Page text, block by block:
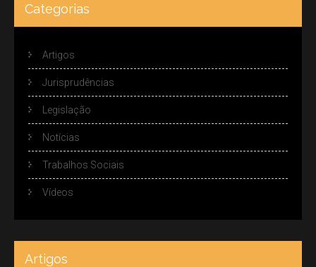
Categorias
Artigos
Jurisprudências
Legislação
Notícias
Trabalhos Sociais
Vídeos
Artigos